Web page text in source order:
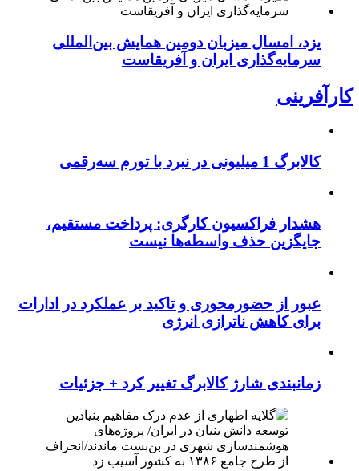
یزد، امسال میزبان دومین همایش بین‌المللی
سرمایه‌گذاری ایران و آفریقاست
کارآفرینی
کالابرگ 1 میلیونی در نبرد با تورم سه‌رقمی
هشدار فراکسیون کارگری: پرداخت مستقیم،
جایگزین حذف واسطه‌ها نیست
عبور از حضورمحوری و تاکید بر عملکرد در ادارات
برای کاهش ناترازی انرژی
زمانبندی شارژ کالابرگ تغییر کرد + جزئیات